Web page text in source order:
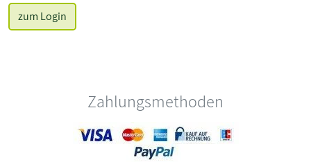
zum Login
Zahlungsmethoden